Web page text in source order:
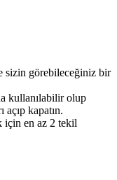
sizin görebileceğiniz bir
kullanılabilir olup
açıp kapatın.
için en az 2 tekil